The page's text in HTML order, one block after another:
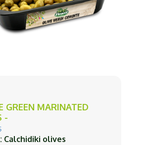
GREEN MARINATED
-
Calchidiki olives